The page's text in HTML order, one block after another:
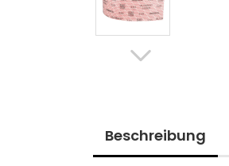
Beschreibung